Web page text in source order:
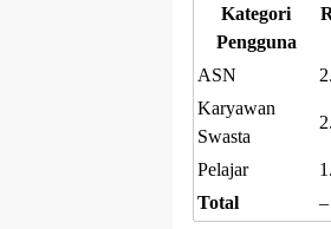
Kategori
Pengguna
ASN
Karyawan
Swasta
Pelajar
Total
–